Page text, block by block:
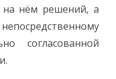
на нём решений, а
согласованной